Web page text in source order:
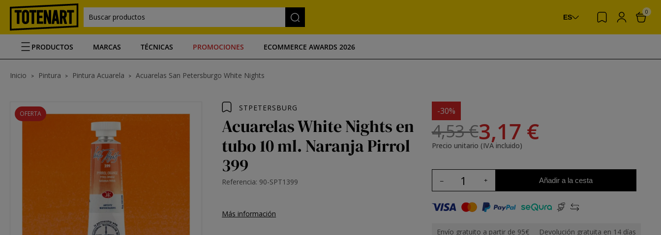
Buscar productos ES
0
PRODUCTOS MARCAS TÉCNICAS PROMOCIONES ECOMMERCE AWARDS 2026
Inicio Pintura Pintura Acuarela Acuarelas San Petersburgo White Nights
OFERTA
STPETERSBURG
Acuarelas White Nights en
tubo 10 ml. Naranja Pirrol
399
Referencia: 90-SPT1399
Más información
-30%
4,53 €3,17 €
Precio unitario (IVA incluido)
Añadir a la cesta
Envío gratuito a partir de 95€ Devolución gratuita en 14 días